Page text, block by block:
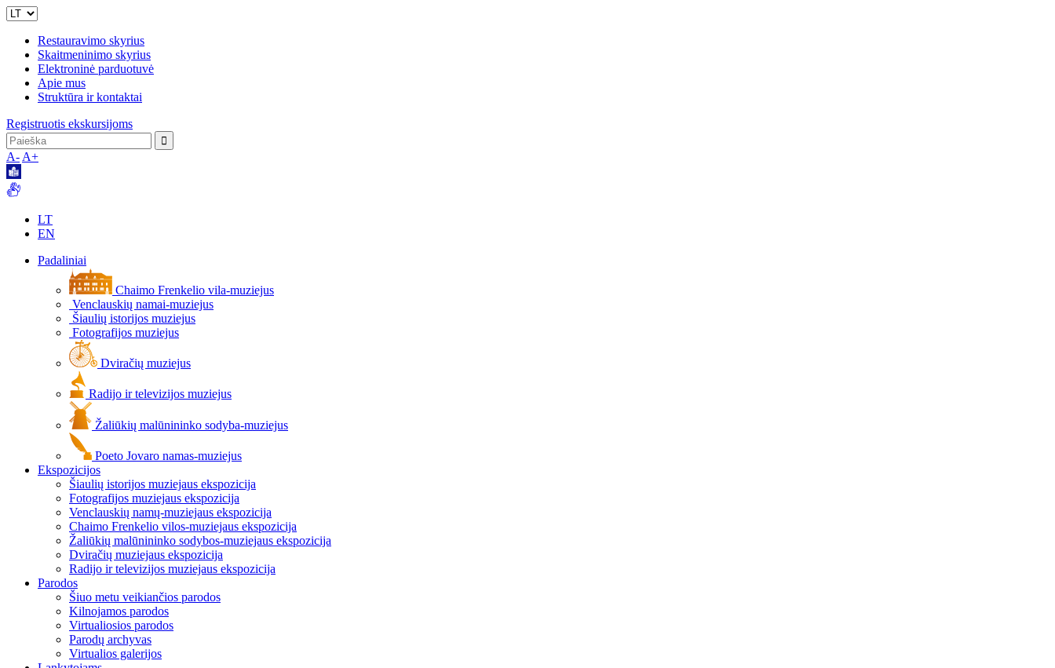
Restauravimo skyrius
Skaitmeninimo skyrius
Elektroninė parduotuvė
Apie mus
Struktūra ir kontaktai
Registruotis ekskursijoms
A- A+
LT
EN
Padaliniai
Chaimo Frenkelio vila-muziejus
Venclauskių namai-muziejus
Šiaulių istorijos muziejus
Fotografijos muziejus
Dviračių muziejus
Radijo ir televizijos muziejus
Žaliūkių malūnininko sodyba-muziejus
Poeto Jovaro namas-muziejus
Ekspozicijos
Šiaulių istorijos muziejaus ekspozicija
Fotografijos muziejaus ekspozicija
Venclauskių namų-muziejaus ekspozicija
Chaimo Frenkelio vilos-muziejaus ekspozicija
Žaliūkių malūnininko sodybos-muziejaus ekspozicija
Dviračių muziejaus ekspozicija
Radijo ir televizijos muziejaus ekspozicija
Parodos
Šiuo metu veikiančios parodos
Kilnojamos parodos
Virtualiosios parodos
Parodų archyvas
Virtualios galerijos